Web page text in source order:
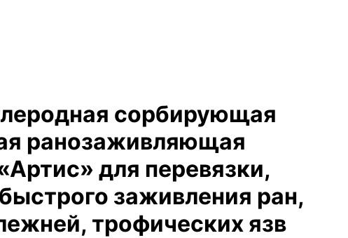
сорбирующая
ранозаживляющая
для перевязки,
заживления ран,
трофических язв